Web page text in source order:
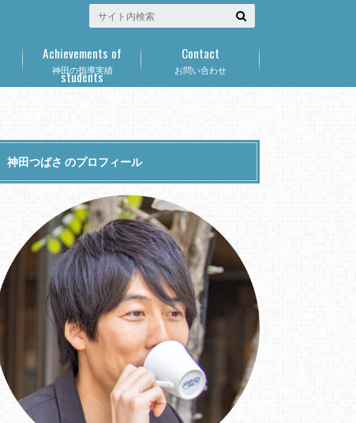
神田の指導実績
Achievements of
students
お問い合わせ
Contact
神田つばさ のプロフィール